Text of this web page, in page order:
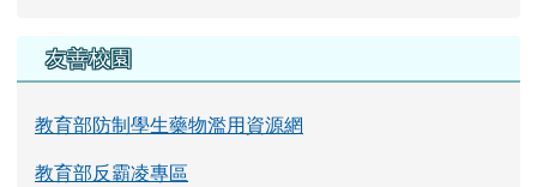
友善校園
教育部防制學生藥物濫用資源網
教育部反霸凌專區